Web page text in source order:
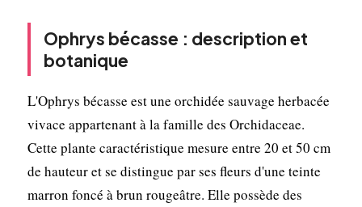
Ophrys bécasse : description et
botanique
L'Ophrys bécasse est une orchidée sauvage herbacée
vivace appartenant à la famille des Orchidaceae.
Cette plante caractéristique mesure entre 20 et 50 cm
de hauteur et se distingue par ses fleurs d'une teinte
marron foncé à brun rougeâtre. Elle possède des